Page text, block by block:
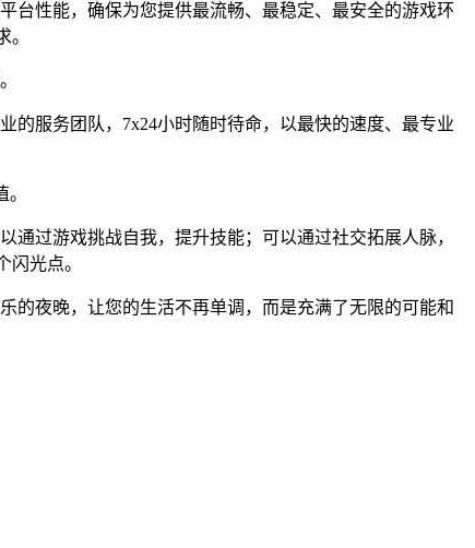
台性能，确保为您提供最流畅、最稳定、最安全的游戏环
的服务团队，7x24小时随时待命，以最快的速度、最专业
过游戏挑战自我，提升技能；可以通过社交拓展人脉，
光点。
的夜晚，让您的生活不再单调，而是充满了无限的可能和